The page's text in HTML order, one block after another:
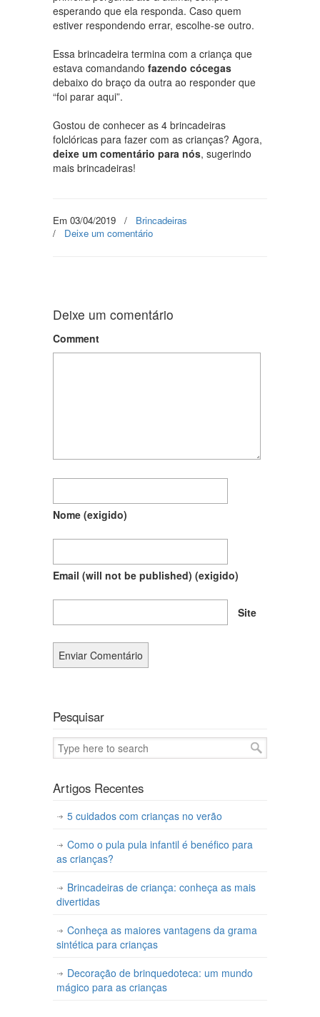
esperando que ela responda. Caso quem
estiver respondendo errar, escolhe-se outro.
Essa brincadeira termina com a criança que
estava comandando fazendo cócegas
debaixo do braço da outra ao responder que
“foi parar aqui”.
Gostou de conhecer as 4 brincadeiras
folclóricas para fazer com as crianças? Agora,
deixe um comentário para nós, sugerindo
mais brincadeiras!
Em 03/04/2019 /
Brincadeiras
/ Deixe um comentário
Deixe um comentário
Comment
Nome (exigido)
Email (will not be published) (exigido)
Site
Pesquisar
Artigos Recentes
5 cuidados com crianças no verão
Como o pula pula infantil é benéfico para
as crianças?
Brincadeiras de criança: conheça as mais
divertidas
Conheça as maiores vantagens da grama
sintética para crianças
Decoração de brinquedoteca: um mundo
mágico para as crianças